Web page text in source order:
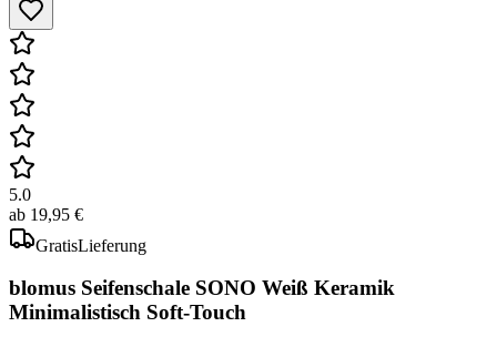
5.0
ab 19,95 €
GratisLieferung
blomus Seifenschale SONO Weiß Keramik
Minimalistisch Soft-Touch